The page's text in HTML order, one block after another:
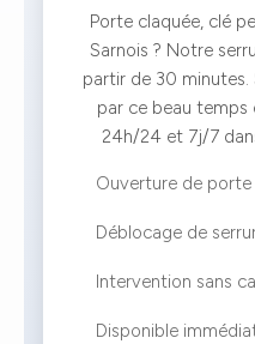
Porte claquée, clé
Sarnois ? Notre
partir de 30 minutes.
par ce beau temps
24h/24 et 7j/7
Ouverture de
Déblocage de
Intervention sans
Disponible